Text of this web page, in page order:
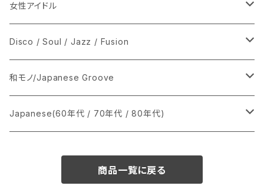
女性アイドル
シングル盤
あ行
か行
LP
CD
Disco / Soul / Jazz / Fusion
シングル盤
A
12インチ・シングル
和モノ/Japanese Groove
シングル盤
Japanese(60年代 / 70年代 / 80年代)
商品一覧に戻る